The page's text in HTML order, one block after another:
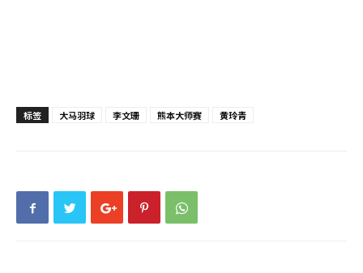
标签 大马羽球 李文珊 熊本大师赛 黄玲青